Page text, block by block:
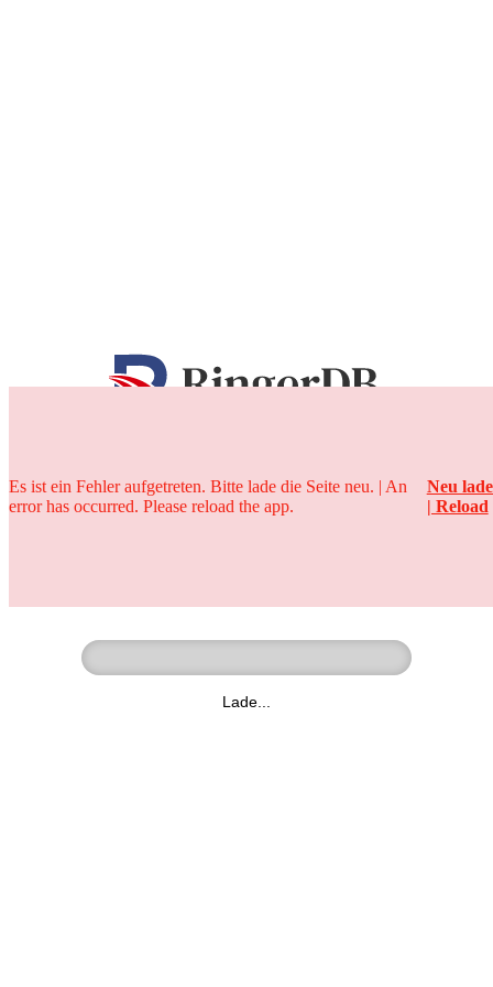
25 Jahre
Lade...
Es ist ein Fehler aufgetreten. Bitte lade die Seite neu. | An
error has occurred. Please reload the app.
Neu
| Reload